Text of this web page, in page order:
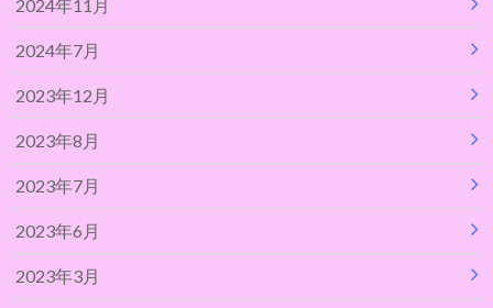
2024年11月
2024年7月
2023年12月
2023年8月
2023年7月
2023年6月
2023年3月